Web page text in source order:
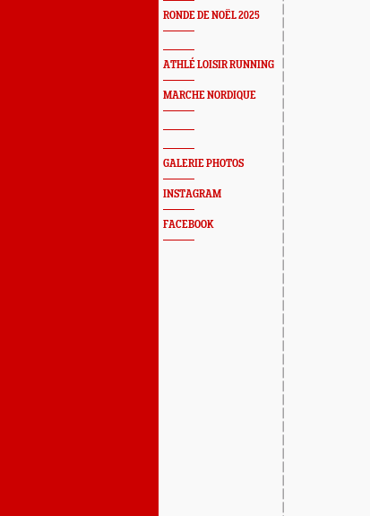
RONDE DE NOËL 2025
ATHLÉ LOISIR RUNNING
MARCHE NORDIQUE
GALERIE PHOTOS
INSTAGRAM
FACEBOOK